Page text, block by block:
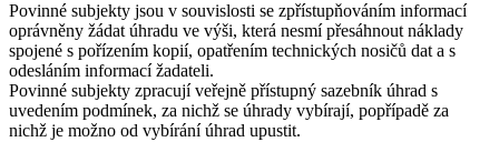
Povinné subjekty jsou v souvislosti se zpřístupňováním informací
oprávněny žádat úhradu ve výši, která nesmí přesáhnout náklady
spojené s pořízením kopií, opatřením technických nosičů dat a s
odesláním informací žadateli.
Povinné subjekty zpracují veřejně přístupný sazebník úhrad s
uvedením podmínek, za nichž se úhrady vybírají, popřípadě za
nichž je možno od vybírání úhrad upustit.